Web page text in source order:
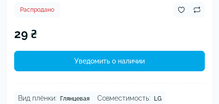
Распродано
29 ₴
Уведомить о наличии
Вид плёнки: Глянцевая Совместимость: LG